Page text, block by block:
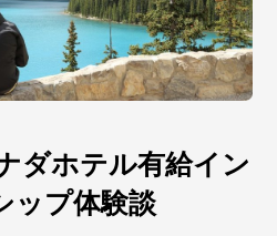
ダホテル有給イン
ップ体験談